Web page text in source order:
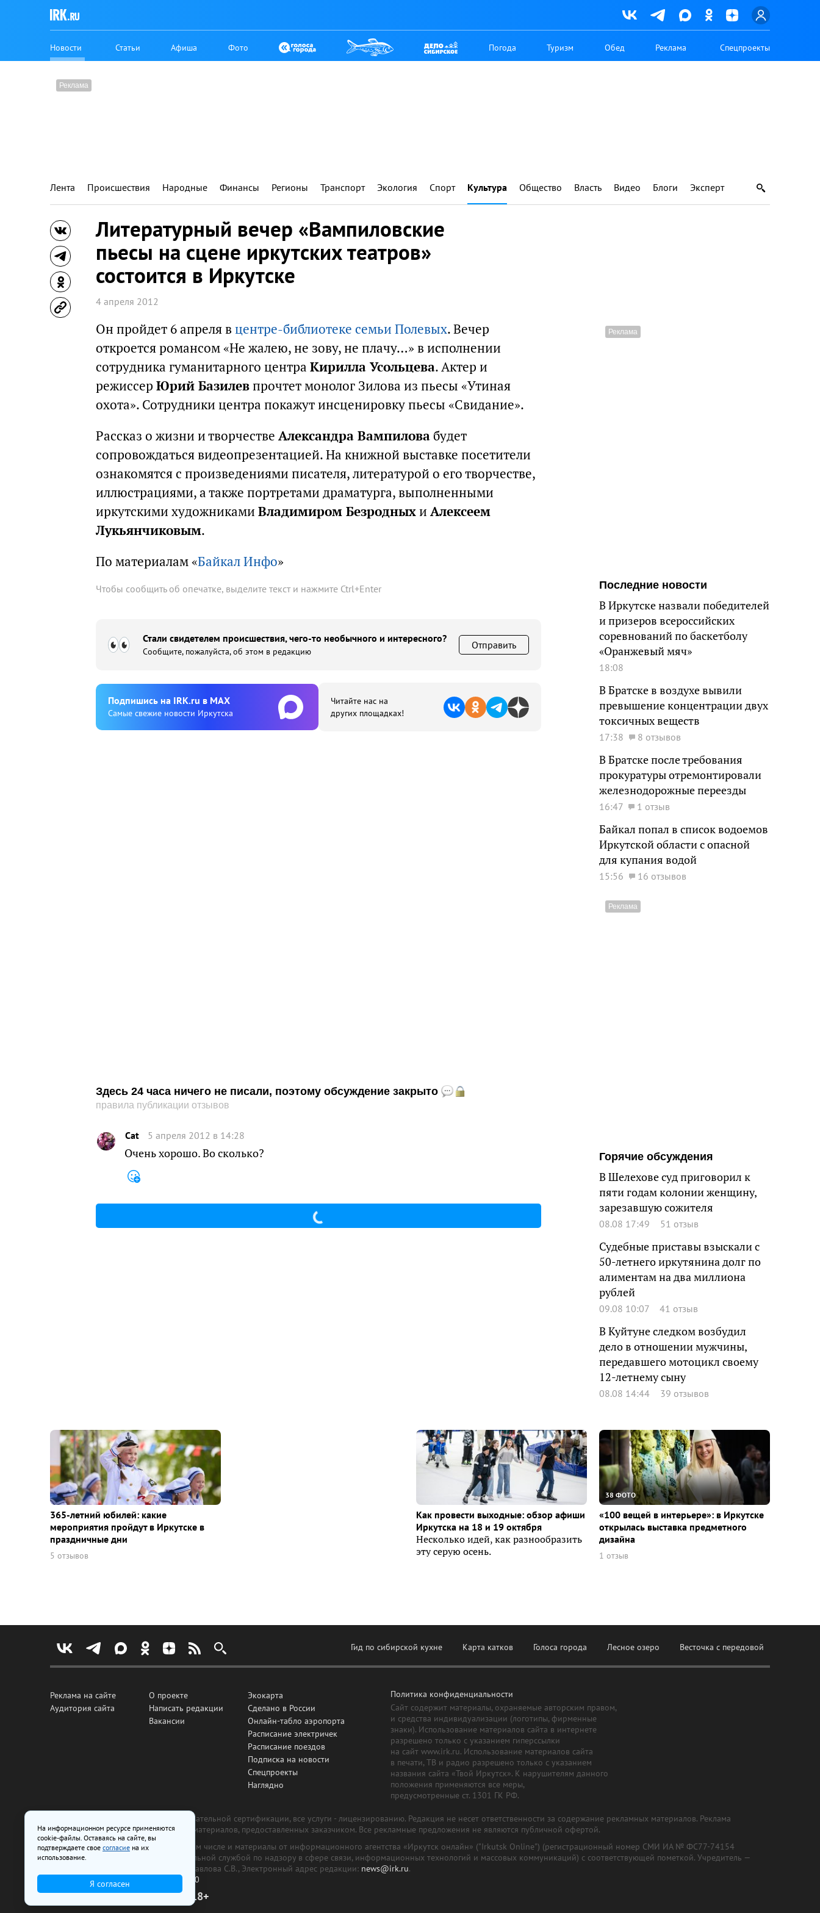
Новости Статьи Афиша Фото Погода Туризм Обед Реклама Спецпроекты
Лента Происшествия Народные Финансы Регионы Транспорт Экология Спорт Культура Общество Власть Видео Блоги Эксперт
Литературный вечер «Вампиловские
пьесы на сцене иркутских театров»
состоится в Иркутске
4 апреля 2012
Он пройдет 6 апреля в центре-библиотеке семьи Полевых. Вечер
откроется романсом «Не жалею, не зову, не плачу…» в исполнении
сотрудника гуманитарного центра Кирилла Усольцева. Актер и
режиссер Юрий Базилевпрочтет монолог Зилова из пьесы «Утиная
охота». Сотрудники центра покажут инсценировку пьесы «Свидание».
Рассказ о жизни и творчестве Александра Вампиловабудет
сопровождаться видеопрезентацией. На книжной выставке посетители
ознакомятся с произведениями писателя, литературой о его творчестве,
иллюстрациями, а также портретами драматурга, выполненными
иркутскими художниками Владимиром Безродныхи Алексеем
Лукьянчиковым.
По материалам «Байкал Инфо»
Чтобы сообщить об опечатке, выделите текст и нажмите Ctrl+Enter
Стали свидетелем происшествия, чего-то необычного и интересного?
Сообщите, пожалуйста, об этом в редакцию
Отправить
Подпишиcь на IRK.ru в MAX
Cамые свежие новости Иркутска
Читайте нас на
других площадках!
Здесь 24 часа ничего не писали, поэтому обсуждение закрыто
правила публикации отзывов
Cat 5 апреля 2012 в 14:28
Очень хорошо. Во сколько?
Последние новости
В Иркутске назвали победителей
и призеров всероссийских
соревнований по баскетболу
«Оранжевый мяч»
18:08
В Братске в воздухе вывили
превышение концентрации двух
токсичных веществ
17:38 8 отзывов
В Братске после требования
прокуратуры отремонтировали
железнодорожные переезды
16:47 1 отзыв
Байкал попал в список водоемов
Иркутской области с опасной
для купания водой
15:56 16 отзывов
Горячие обсуждения
В Шелехове суд приговорил к
пяти годам колонии женщину,
зарезавшую сожителя
08.08 17:49 51 отзыв
Судебные приставы взыскали с
50-летнего иркутянина долг по
алиментам на два миллиона
рублей
09.08 10:07 41 отзыв
В Куйтуне следком возбудил
дело в отношении мужчины,
передавшего мотоцикл своему
12-летнему сыну
08.08 14:44 39 отзывов
365-летний юбилей: какие
мероприятия пройдут в Иркутске в
праздничные дни
5 отзывов
Как провести выходные: обзор афиши
Иркутска на 18 и 19 октября
Несколько идей, как разнообразить
эту серую осень.
38 ФОТО
«100 вещей в интерьере»: в Иркутске
открылась выставка предметного
дизайна
1 отзыв
Гид по сибирской кухне Карта катков Голоса города Лесное озеро Весточка с передовой
Реклама на сайте
Аудитория сайта
О проекте
Написать редакции
Вакансии
Экокарта
Сделано в России
Онлайн-табло аэропорта
Расписание электричек
Расписание поездов
Подписка на новости
Спецпроекты
Наглядно
Политика конфиденциальности
Сайт содержит материалы, охраняемые авторским правом,
и средства индивидуализации (логотипы, фирменные
знаки). Использование материалов сайта в интернете
разрешено только с указанием гиперссылки
на сайт www.irk.ru. Использование материалов сайта
в печати, ТВ и радио разрешено только с указанием
названия сайта «Твой Иркутск». К нарушителям данного
положения применяются все меры,
предусмотренные ст. 1301 ГК РФ.
Все рекламные товары подлежат обязательной сертификации, все услуги - лицензированию. Редакция не несет ответственности за содержание рекламных материалов. Реклама
изготовлена и размещена на основе материалов, предоставленных заказчиком. Все рекламные предложения не являются публичной офертой.
На сайте www.irk.ru размещаются в том числе и материалы от информационного агентства «Иркутск онлайн» ("Irkutsk Online") (регистрационный номер СМИ ИА № ФС77-74154
от 29 октября 2018 г., выдан Федеральной службой по надзору в сфере связи, информационных технологий и массовых коммуникаций) с соответствующей пометкой. Учредитель —
ООО «Ирк.ру». Главный редактор — Павлова С.В., Электронный адрес редакции: news@irk.ru.
Телефон редакции:
+7 (3952) 48-88-50
18+
На информационном ресурсе применяются
cookie-файлы. Оставаясь на сайте, вы
подтверждаете свое согласие на их
использование.
Я согласен